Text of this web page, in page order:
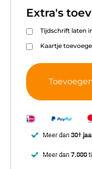
Extra's
Tijdschrift laten
Kaartje
Meer dan 30+
Meer dan 7.000